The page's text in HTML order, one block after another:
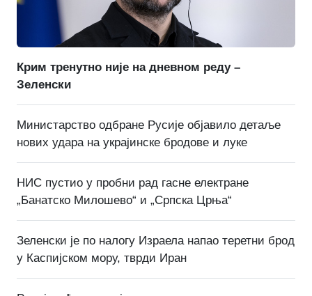
Крим тренутно није на дневном реду –
Зеленски
Министарство одбране Русије објавило детаље
нових удара на украјинске бродове и луке
НИС пустио у пробни рад гасне електране
„Банатско Милошево“ и „Српска Црња“
Зеленски је по налогу Израела напао теретни брод
у Каспијском мору, тврди Иран